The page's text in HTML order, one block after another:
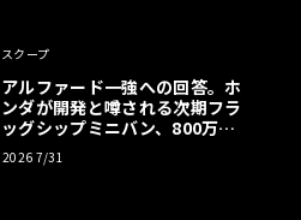
スクープ
アルファード一強への回答。ホ
ンダが開発と噂される次期フラ
ッグシップミニバン、800万円
超の勝算【予想CG】
2026 7/31